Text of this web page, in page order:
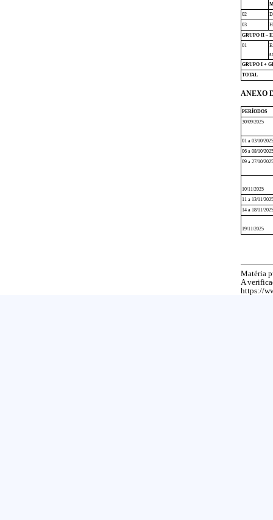
02
03
GRUPO II –
01
GRUPO I +
TOTAL
ANEXO
PERÍODOS
30/09/2025
01 a 03/10/2025
06 a 08/10/2025
09 a 27/10/2025
10/11/2025
11 a 13/11/2025
14 a 18/11/2025
19/11/2025
Matéria
A
https://